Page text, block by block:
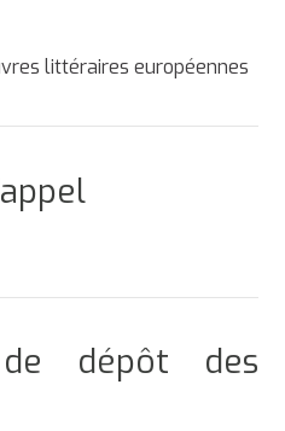
littéraires européennes
dépôt des